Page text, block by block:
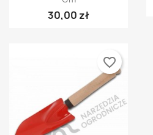
30,00 zł
favorite_border